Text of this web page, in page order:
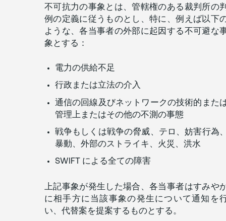
不可抗力の事象とは、管轄権のある裁判所の
例の定義に従うものとし、特に、例えば以下
ような、各当事者の外部に起因する不可避な
象とする：
電力の供給不足
行政または立法の介入
通信の回線及びネットワークの技術的また
管理上またはその他の不測の事態
戦争もしくは戦争の脅威、テロ、妨害行為
暴動、外部のストライキ、火災、洪水
SWIFT による全ての障害
上記事象が発生した場合、各当事者はすみや
に相手方に当該事象の発生について通知を
い、代替案を提案するものとする。